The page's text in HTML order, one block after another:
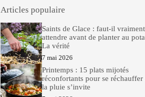
Articles populaire
Saints de Glace : faut-il vraiment
attendre avant de planter au
La vérité
7 mai 2026
Printemps : 15 plats mijotés
réconfortants pour se réchauffer
la pluie s’invite